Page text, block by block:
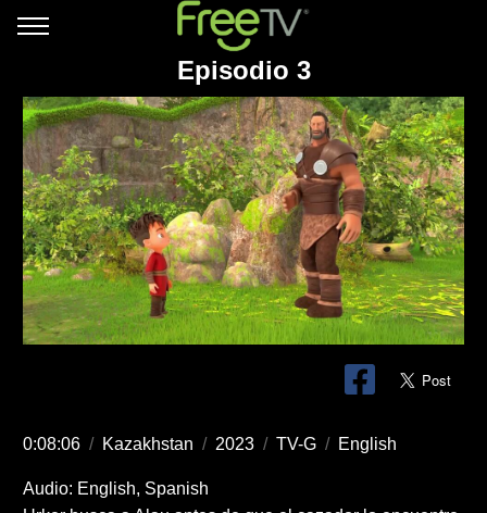
Episodio 3
0:08:06 / Kazakhstan / 2023 / TV-G / English
Audio: English, Spanish